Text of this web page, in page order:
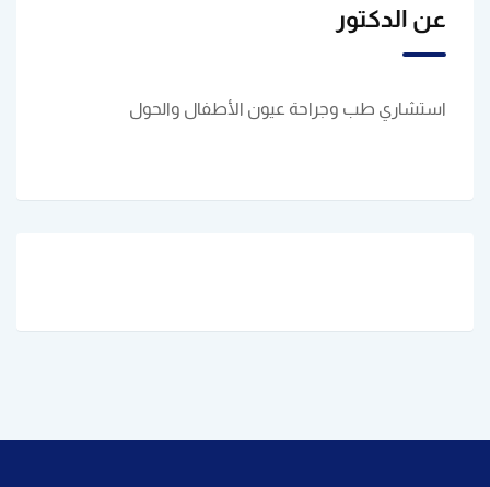
عن الدكتور
استشاري طب وجراحة عيون الأطفال والحول